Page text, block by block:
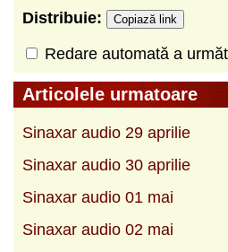
Distribuie: Copiază link
Redare automată a
Articolele urmatoare
Sinaxar audio 29 aprilie
Sinaxar audio 30 aprilie
Sinaxar audio 01 mai
Sinaxar audio 02 mai